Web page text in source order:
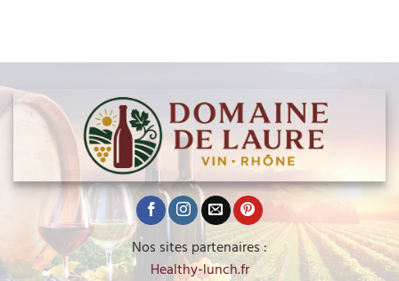
Nos sites partenaires :
Healthy-lunch.fr